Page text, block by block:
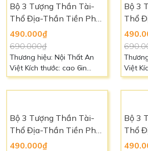
Bộ 3 Tượng Thần Tài-
Thổ Địa-Thần Tiền Phát
Lộc TD2305 [Hợp Mệnh
THỔ]
490.000₫
690.000₫
Thương hiệu: Nội Thất An
Việt Kích thước: cao 6in
(15cm) Chất liệu: Bột Đá Cao
Cấp Màu sắc: Vàng [Hợp
Bộ 3
Thổ
Lộc
HỎA]
Việt
Cấp
Bộ 3 Tượng Thần Tài-
Thổ Địa-Thần Tiền Phát
Lộc TD2307 [Hợp Mệnh
490.000₫
Bộ 3
Thổ
Lộc